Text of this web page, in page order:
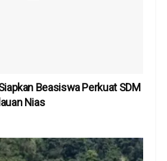
Beasiswa Perkuat SDM
Nias